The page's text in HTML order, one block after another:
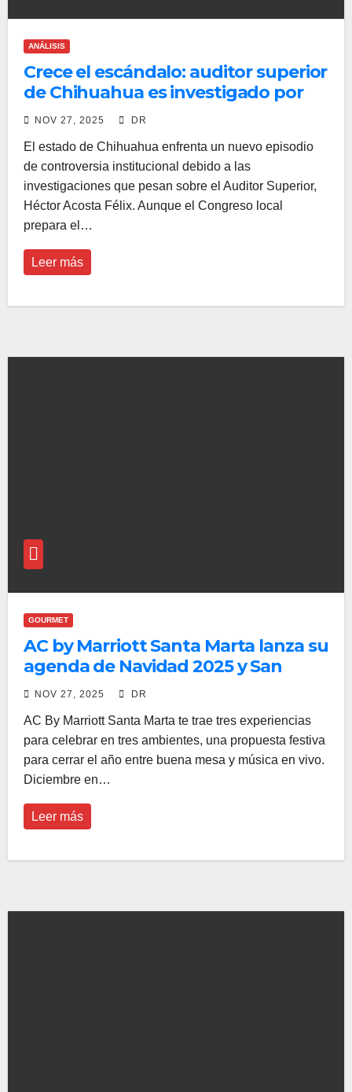
ANÁLISIS
Crece el escándalo: auditor superior
de Chihuahua es investigado por
FGR y ASF
NOV 27, 2025 DR
El estado de Chihuahua enfrenta un nuevo episodio
de controversia institucional debido a las
investigaciones que pesan sobre el Auditor Superior,
Héctor Acosta Félix. Aunque el Congreso local
prepara el…
Leer más
GOURMET
AC by Marriott Santa Marta lanza su
agenda de Navidad 2025 y San
Silvestre 2025 con tres ambientes
NOV 27, 2025 DR
AC By Marriott Santa Marta te trae tres experiencias
para celebrar en tres ambientes, una propuesta festiva
para cerrar el año entre buena mesa y música en vivo.
Diciembre en…
Leer más